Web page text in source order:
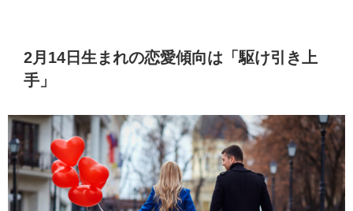
2月14日生まれの恋愛傾向は「駆け引き上
手」